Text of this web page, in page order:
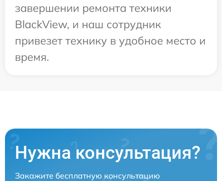
завершении ремонта техники
BlackView, и наш сотрудник
привезет технику в удобное место и
время.
Нужна консультация?
Закажите бесплатную консультацию